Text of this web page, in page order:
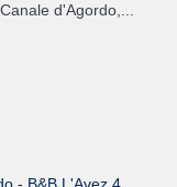
d'Agordo,...